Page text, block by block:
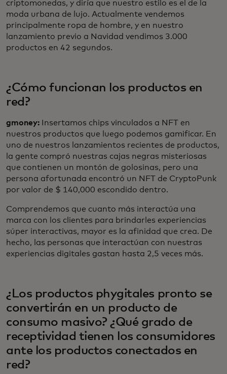
criptomonedas, y diría que nuestro estilo es el de la
moda urbana de lujo. Actualmente vendemos
principalmente ropa de hombre, y en nuestro
lanzamiento previo a Navidad vendimos 3.000
productos en 42 segundos.
¿Cómo funcionan los productos en
red?
gmoney:
Insertamos chips vinculados a NFT en
nuestros productos que luego podemos gamificar. En
uno de nuestros lanzamientos recientes de productos,
la gente compró nuestras cajas negras misteriosas
que contienen un montón de golosinas, pero una
persona afortunada encontró un NFT de CryptoPunk
por valor de $ 140,000 escondido dentro.
Comprendemos que cuanto más interactúa una
marca con los clientes para brindarles experiencias
súper interactivas, mayor es la afinidad que crea. De
hecho, las personas que interactúan con nuestras
experiencias digitales gastan hasta 2,5 veces más.
¿Los productos phygitales pronto se
convertirán en un producto de
consumo masivo? ¿Qué grado de
receptividad tienen los consumidores
ante los productos conectados en
red?